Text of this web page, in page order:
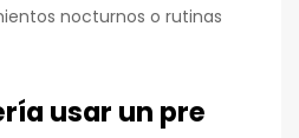
nocturnos o rutinas
usar un pre